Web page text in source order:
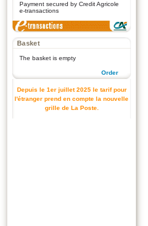
Payment secured by Credit Agricole
e-transactions
Basket
The basket is empty
Order
Depuis le 1er juillet 2025 le tarif pour
l'étranger prend en compte la nouvelle
grille de La Poste.